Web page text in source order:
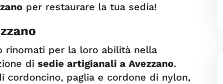
per restaurare la tua sedia!
rinomati per la loro abilità nella
di sedie artigianali a Avezzano.
cordoncino, paglia e cordone di nylon,